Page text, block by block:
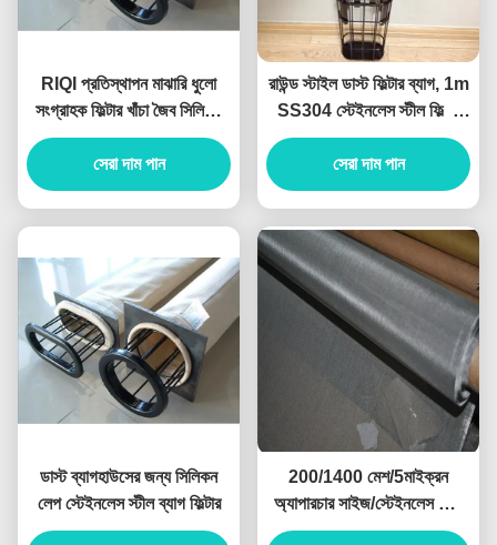
RIQI প্রতিস্থাপন মাঝারি ধুলো
সংগ্রাহক ফিল্টার খাঁচা জৈব সিলিকন
স্টেইনলেস স্টীল
সেরা দাম পান
রাউন্ড স্টাইল ডাস্ট ফিল্টার ব্যাগ, 1m
SS304 স্টেইনলেস স্টীল ফিল্টার
খাঁচা
সেরা দাম পান
ডাস্ট ব্যাগহাউসের জন্য সিলিকন
লেপ স্টেইনলেস স্টীল ব্যাগ ফিল্টার
200/1400 মেশ/5মাইক্রন
অ্যাপারচার সাইজ/স্টেইনলেস স্টিল
ওয়্যার মেশ